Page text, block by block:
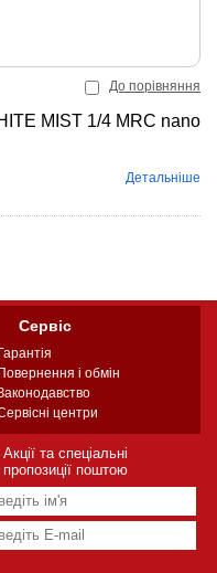
До порівняння
MIST 1/4 MRC nano
Детальніше
Сервіс
Гарантія
Повернення і обмін
центри
Акції та спеціальні
пропозиції поштою